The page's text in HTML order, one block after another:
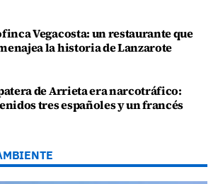
Vegacosta: un restaurante que
la historia de Lanzarote
de Arrieta era narcotráfico:
tres españoles y un francés